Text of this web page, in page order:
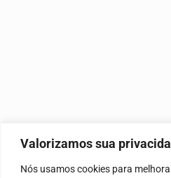
Valorizamos sua
Nós usamos cookies para